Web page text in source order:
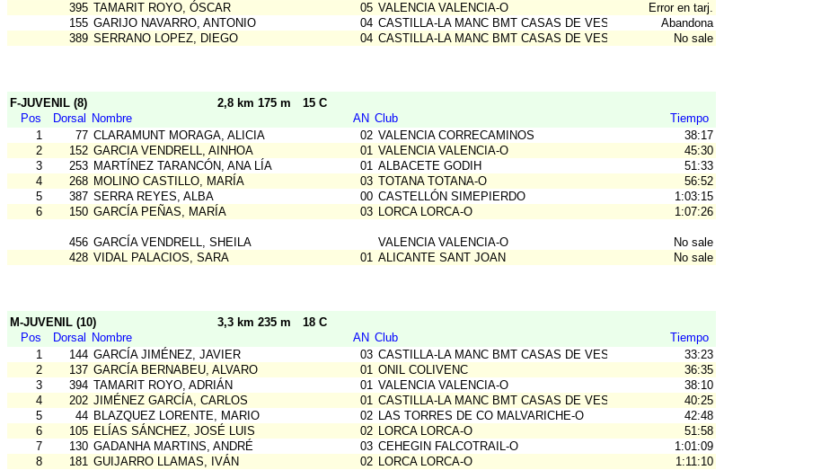
395 TAMARIT ROYO, ÓSCAR 05 VALENCIA VALENCIA-O
Error en tarj.
155 GARIJO NAVARRO, ANTONIO 04 CASTILLA-LA MANC BMT CASAS DE VES
Abandona
389 SERRANO LOPEZ, DIEGO 04 CASTILLA-LA MANC BMT CASAS DE VES No sale
F-JUVENIL (8) 2,8 km 175 m
15 C
Pos
Dorsal Nombre AN Club
Tiempo
1
77 CLARAMUNT MORAGA, ALICIA 02 VALENCIA CORRECAMINOS
38:17
2
152 GARCIA VENDRELL, AINHOA 01 VALENCIA VALENCIA-O
45:30
3
253 MARTÍNEZ TARANCÓN, ANA LÍA 01 ALBACETE GODIH
51:33
4
268 MOLINO CASTILLO, MARÍA 03 TOTANA TOTANA-O
56:52
5
387 SERRA REYES, ALBA 00 CASTELLÓN SIMEPIERDO
1:03:15
6
150 GARCÍA PEÑAS, MARÍA 03 LORCA LORCA-O 1:07:26
456 GARCÍA VENDRELL, SHEILA VALENCIA VALENCIA-O
No sale
428 VIDAL PALACIOS, SARA 01 ALICANTE SANT JOAN No sale
M-JUVENIL (10) 3,3 km 235 m
18 C
Pos
Dorsal Nombre AN Club
Tiempo
1
144 GARCÍA JIMÉNEZ, JAVIER 03 CASTILLA-LA MANC BMT CASAS DE VES
33:23
2
137 GARCÍA BERNABEU, ALVARO 01 ONIL COLIVENC
36:35
3
394 TAMARIT ROYO, ADRIÁN 01 VALENCIA VALENCIA-O
38:10
4
202 JIMÉNEZ GARCÍA, CARLOS 01 CASTILLA-LA MANC BMT CASAS DE VES
40:25
5
44 BLAZQUEZ LORENTE, MARIO 02 LAS TORRES DE CO MALVARICHE-O
42:48
6
105 ELÍAS SÁNCHEZ, JOSÉ LUIS 02 LORCA LORCA-O
51:58
7
130 GADANHA MARTINS, ANDRÉ 03 CEHEGIN FALCOTRAIL-O
1:01:09
8
181 GUIJARRO LLAMAS, IVÁN 02 LORCA LORCA-O 1:11:10